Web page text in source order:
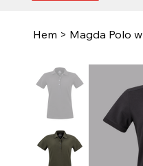
Hem > Magda Polo w